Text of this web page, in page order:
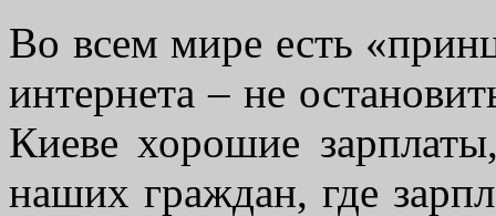
Во всем мире есть
интернета – не
Киеве хорошие
наших граждан, где